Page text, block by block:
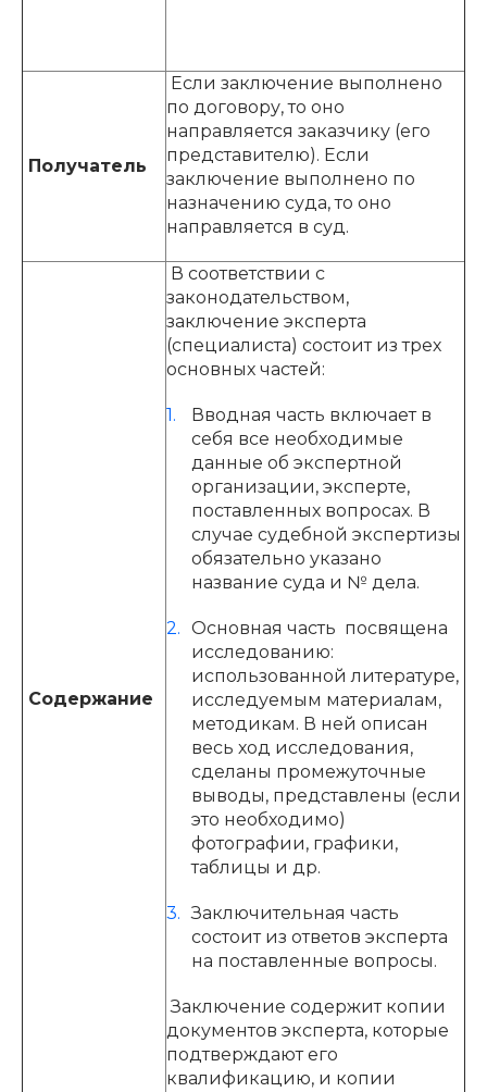
Получатель
Если заключение выполнено
по договору, то оно
направляется заказчику (его
представителю). Если
заключение выполнено по
назначению суда, то оно
направляется в суд.
Содержание
В соответствии с
законодательством,
заключение эксперта
(специалиста) состоит из трех
основных частей:
Вводная часть включает в
себя все необходимые
данные об экспертной
организации, эксперте,
поставленных вопросах. В
случае судебной экспертизы
обязательно указано
название суда и № дела.
Основная часть посвящена
исследованию:
использованной литературе,
исследуемым материалам,
методикам. В ней описан
весь ход исследования,
сделаны промежуточные
выводы, представлены (если
это необходимо)
фотографии, графики,
таблицы и др.
Заключительная часть
состоит из ответов эксперта
на поставленные вопросы.
Заключение содержит копии
документов эксперта, которые
подтверждают его
квалификацию, и копии